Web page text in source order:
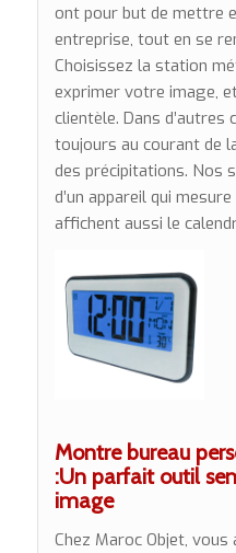
ont pour but de mettre
entreprise, tout en se
Choisissez la station
exprimer votre image,
clientèle. Dans d’autres
toujours au courant de
des précipitations. Nos
d’un appareil qui
affichent aussi le
Montre bureau
:Un parfait outil
image
Chez Maroc Objet,